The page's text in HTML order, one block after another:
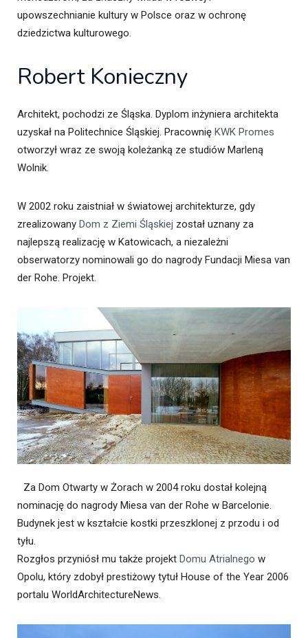
upowszechnianie kultury w Polsce oraz w ochronę
dziedzictwa kulturowego.
Robert Konieczny
Architekt, pochodzi ze Śląska. Dyplom inżyniera architekta
uzyskał na Politechnice Śląskiej. Pracownię KWK Promes
otworzył wraz ze swoją koleżanką ze studiów Marleną
Wolnik.
W 2002 roku zaistniał w światowej architekturze, gdy
zrealizowany Dom z Ziemi Śląskiej został uznany za
najlepszą realizację w Katowicach, a niezależni
obserwatorzy nominowali go do nagrody Fundacji Miesa van
der Rohe. Projekt.
Za Dom Otwarty w Żorach w 2004 roku dostał kolejną
nominację do nagrody Miesa van der Rohe w Barcelonie.
Budynek jest w kształcie kostki przeszklonej z przodu i od
tyłu.
Rozgłos przyniósł mu także projekt Domu Atrialnego w
Opolu, który zdobył prestiżowy tytuł House of the Year 2006
portalu WorldArchitectureNews.